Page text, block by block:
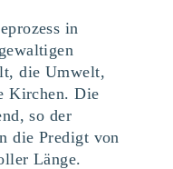
in
die Umwelt,
Kirchen. Die
so der
die Predigt von
Länge.